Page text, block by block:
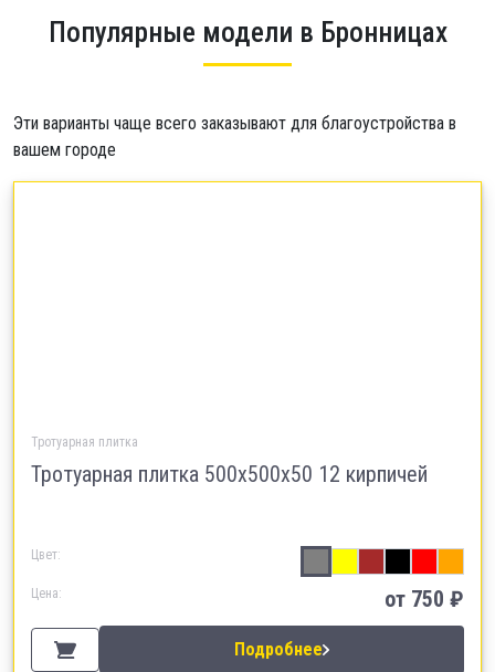
Популярные модели в Бронницах
Эти варианты чаще всего заказывают для благоустройства в
вашем городе
Тротуарная плитка
Тротуарная плитка 500х500х50 12 кирпичей
Цвет:
Цена: от 750 ₽
Подробнее